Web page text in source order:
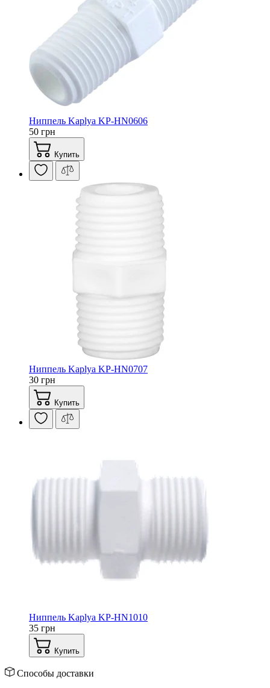
Ниппель Kaplya KP-HN0606
50 грн
Купить
Ниппель Kaplya KP-HN0707
30 грн
Купить
Ниппель Kaplya KP-HN1010
35 грн
Купить
Способы доставки